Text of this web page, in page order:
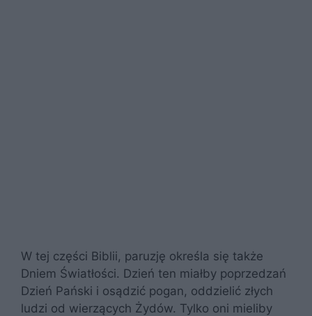
W tej części Biblii, paruzję określa się także
Dniem Światłości. Dzień ten miałby poprzedzań
Dzień Pański i osądzić pogan, oddzielić złych
ludzi od wierzących Żydów. Tylko oni mieliby